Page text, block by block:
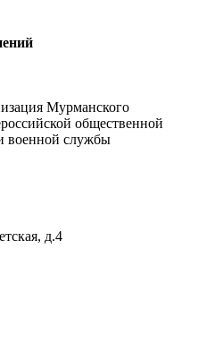
Мурманского
общественной
военной службы
д.4